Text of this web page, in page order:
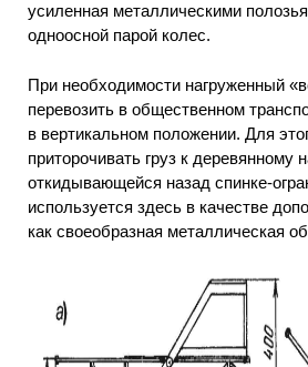
усиленная металлическими
одноосной парой колес.
При необходимости нагруженный
перевозить в общественном
в вертикальном положении. Для
приторочивать груз к деревянному
откидывающейся назад спинке-
используется здесь в качестве
как своеобразная металлическая